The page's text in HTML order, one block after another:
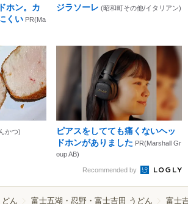
ホン。カ
くい PR(Ma
ジラソーレ (昭和町その他/イタリアン)
かつ)
ピアスをしてても痛くないヘッ
ドホンがありました PR(Marshall Gr
oup AB)
Recommended by
ん 富士五湖・忍野・富士吉田 うどん 富士